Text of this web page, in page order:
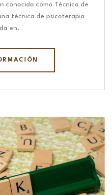
conocida como Técnica de
técnica de psicoterapia
en.